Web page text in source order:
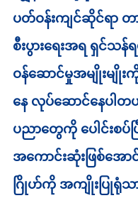
ပတ်ဝန်းကျင်ဆိုင်ရာ တာ
စီးပွားရေးအရ ရှင်သ
ဝန်ဆောင်မှုအမျိုးမျိုး
နေ လုပ်ဆောင်နေပါတ
ပညာတွေကို ပေါင်းစပ်ပ
အကောင်းဆုံးဖြစ်အော
ဂြိုဟ်ကို အကျိုးပြုရုံ